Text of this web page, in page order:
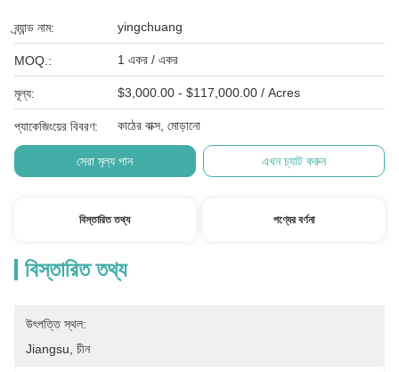
ব্র্যান্ড নাম: yingchuang
MOQ.: 1 একর / একর
মূল্য: $3,000.00 - $117,000.00 / Acres
প্যাকেজিংয়ের বিবরণ: কাঠের বাক্স, মোড়ানো
সেরা মূল্য পান এখন চ্যাট করুন
বিস্তারিত তথ্য পণ্যের বর্ণনা
বিস্তারিত তথ্য
উৎপত্তি স্থল:
Jiangsu, চীন